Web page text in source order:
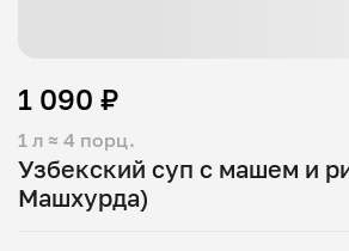
Узбекский суп с машем и
Машхурда)
1 л ≈ 4 порц.
1 090 ₽